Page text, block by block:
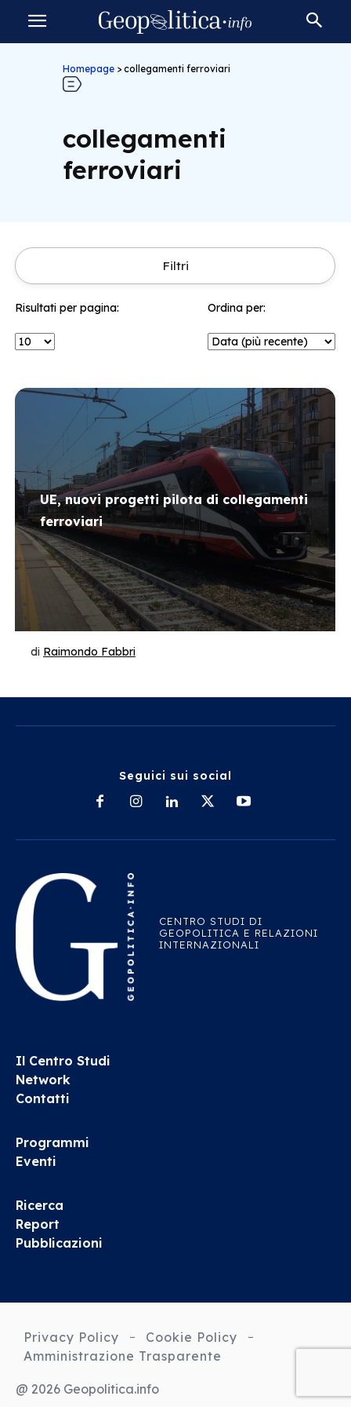
Homepage > collegamenti ferroviari
collegamenti
ferroviari
Filtri
Risultati per pagina: Ordina per:
UE, nuovi progetti pilota di collegamenti
ferroviari
di Raimondo Fabbri
Seguici sui social
CENTRO STUDI DI
GEOPOLITICA E RELAZIONI
INTERNAZIONALI
Il Centro Studi
Network
Contatti
Programmi
Eventi
Ricerca
Report
Pubblicazioni
Privacy Policy
Cookie Policy
Amministrazione Trasparente
@ 2026 Geopolitica.info